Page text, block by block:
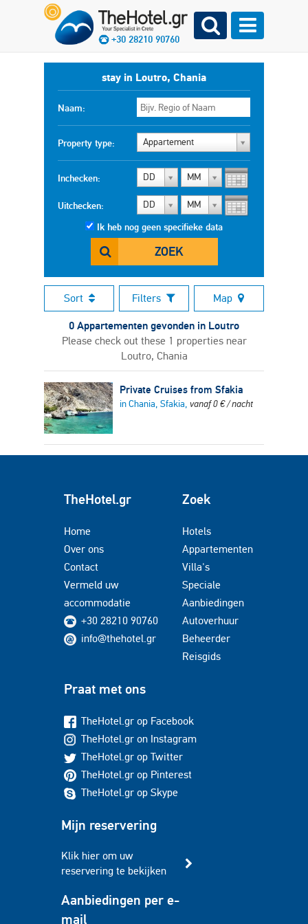
+30 28210 90760
stay in Loutro, Chania
Naam:
Property type: Appartement
Inchecken: DD MM
Uitchecken: DD MM
Ik heb nog geen specifieke data
ZOEK
Sort Filters Map
0 Appartementen gevonden in Loutro
Please check out these 1 properties near
Loutro, Chania
Private Cruises from Sfakia
in Chania, Sfakia, vanaf0€/ nacht
TheHotel.gr
Home
Over ons
Contact
Vermeld uw
accommodatie
+30 28210 90760
info@thehotel.gr
Zoek
Hotels
Appartementen
Villa's
Speciale
Aanbiedingen
Autoverhuur
Beheerder
Reisgids
Praat met ons
TheHotel.gr op Facebook
TheHotel.gr on Instagram
TheHotel.gr op Twitter
TheHotel.gr op Pinterest
TheHotel.gr op Skype
Mijn reservering
Klik hier om uw
reservering te bekijken
Aanbiedingen per e-
mail